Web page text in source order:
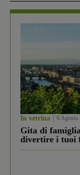
In vetrina 6 Agosto
Gita di
divertire i tuoi